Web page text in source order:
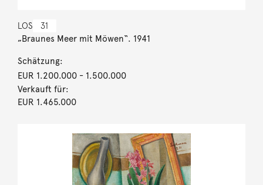
LOS 31
„Braunes Meer mit Möwen“. 1941
Schätzung:
EUR 1.200.000- 1.500.000
Verkauft für:
EUR 1.465.000